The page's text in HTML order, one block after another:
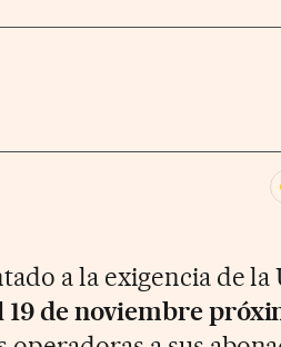
a la exigencia de
19 de noviembre